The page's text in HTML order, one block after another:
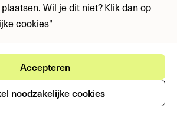
Wil je dit niet? Klik dan op
cookies"
Accepteren
noodzakelijke cookies